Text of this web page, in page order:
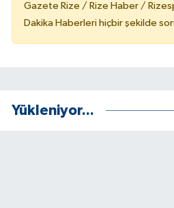
Gazete Rize / Rize Haber /
Dakika Haberleri hiçbir şekilde
Yükleniyor...